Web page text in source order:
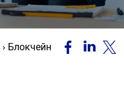
› Блокчейн